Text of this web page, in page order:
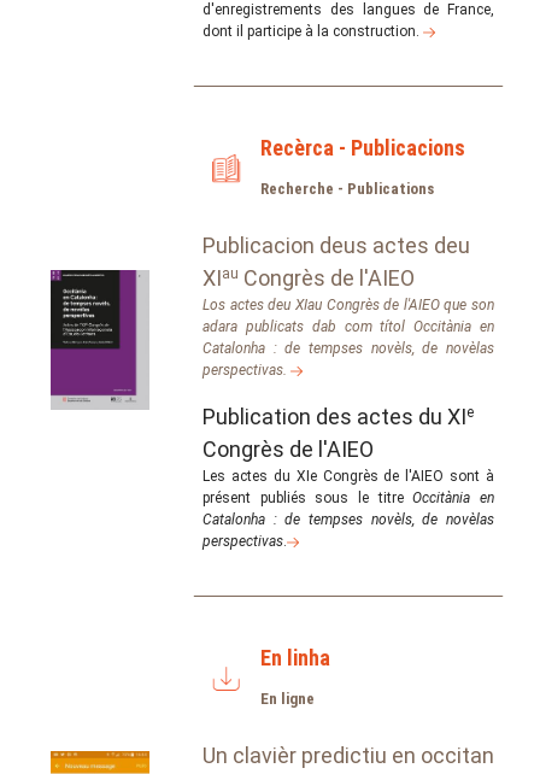
d'enregistrements des langues de France,
dont il participe à la construction.
Recèrca - Publicacions
Recherche - Publications
Publicacion deus actes deu
XIau Congrès de l'AIEO
Los actes deu XIau Congrès de l'AIEO que son
adara publicats dab com títol Occitània en
Catalonha : de tempses novèls, de novèlas
perspectivas.
Publication des actes du XIe
Congrès de l'AIEO
Les actes du XIe Congrès de l'AIEO sont à
présent publiés sous le titreOccitània en
Catalonha : de tempses novèls, de novèlas
perspectivas.
En linha
En ligne
Un clavièr predictiu en occitan